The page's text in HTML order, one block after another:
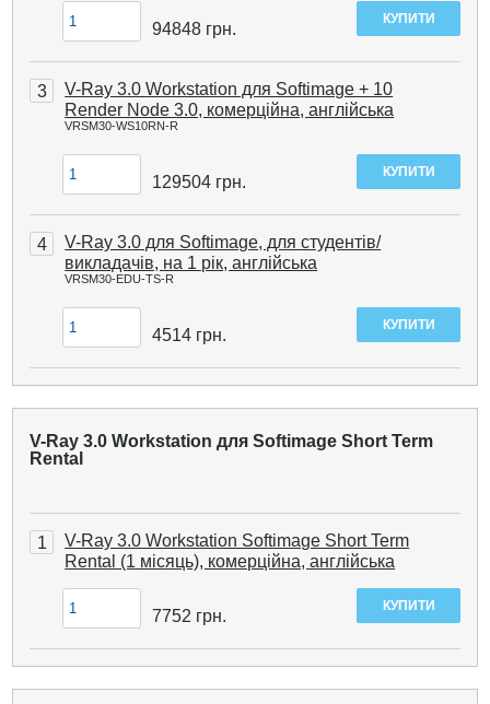
94848 грн.
3
V-Ray 3.0 Workstation для Softimage + 10
Render Node 3.0, комерційна, англійська
VRSM30-WS10RN-R
129504 грн.
4
V-Ray 3.0 для Softimage, для студентів/
викладачів, на 1 рік, англійська
VRSM30-EDU-TS-R
4514 грн.
V-Ray 3.0 Workstation для Softimage Short Term
Rental
1
V-Ray 3.0 Workstation Softimage Short Term
Rental (1 місяць), комерційна, англійська
7752 грн.